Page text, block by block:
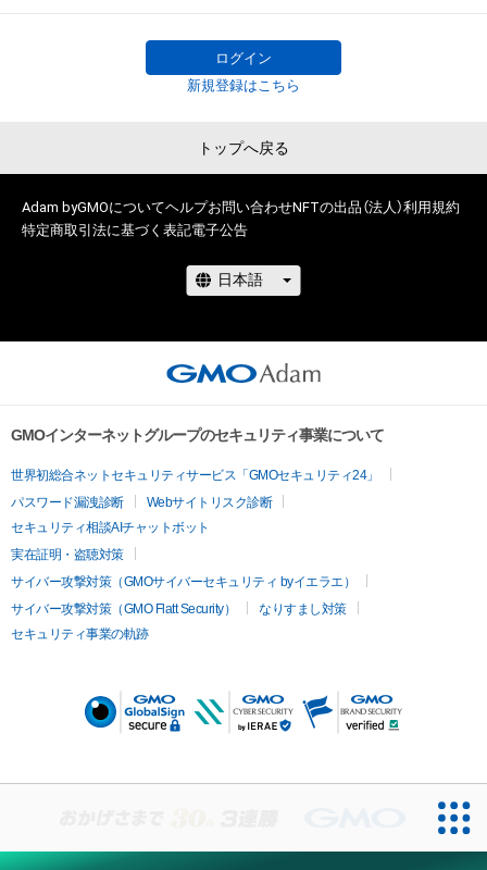
ログイン
新規登録はこちら
トップへ戻る
Adam byGMOについてヘルプお問い合わせNFTの出品（法人）利用規約
特定商取引法に基づく表記電子公告
GMOインターネットグループのセキュリティ事業について
世界初総合ネットセキュリティサービス「GMOセキュリティ24」
パスワード漏洩診断
Webサイトリスク診断
セキュリティ相談AIチャットボット
実在証明・盗聴対策
サイバー攻撃対策（GMOサイバーセキュリティ byイエラエ）
サイバー攻撃対策（GMO Flatt Security）
なりすまし対策
セキュリティ事業の軌跡